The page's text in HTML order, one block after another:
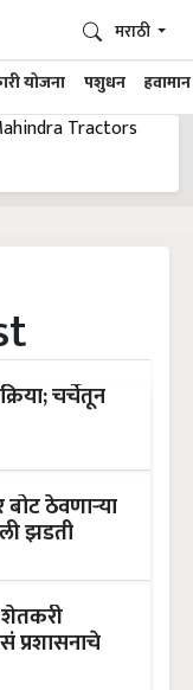
योजना पशुधन हवामान
मराठी
चर्चेतून
ठेवणाऱ्या
झडती
शेतकरी
प्रशासनाचे